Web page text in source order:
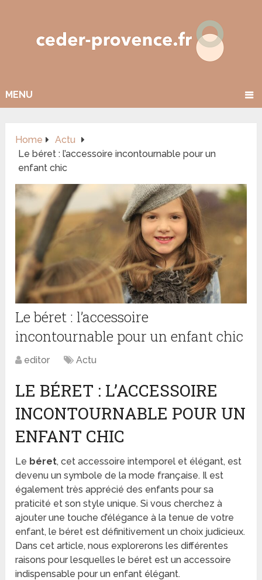
MENU
Home
Actu
Le béret : l’accessoire incontournable pour un
enfant chic
Le béret : l’accessoire
incontournable pour un enfant chic
editor Actu
LE BÉRET : L’ACCESSOIRE
INCONTOURNABLE POUR UN
ENFANT CHIC
Le béret, cet accessoire intemporel et élégant, est
devenu un symbole de la mode française. Il est
également très apprécié des enfants pour sa
praticité et son style unique. Si vous cherchez à
ajouter une touche d’élégance à la tenue de votre
enfant, le béret est définitivement un choix judicieux.
Dans cet article, nous explorerons les différentes
raisons pour lesquelles le béret est un accessoire
indispensable pour un enfant élégant.